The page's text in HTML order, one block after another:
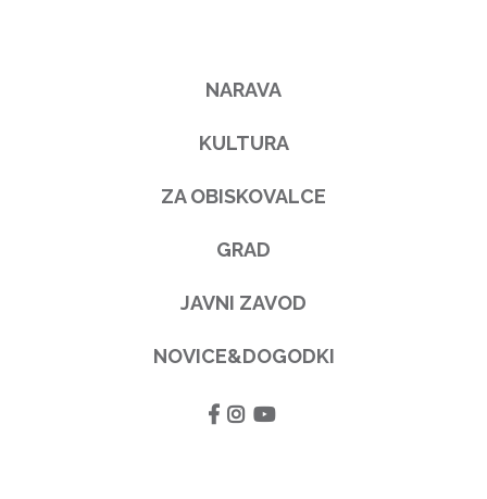
NARAVA
KULTURA
ZA OBISKOVALCE
GRAD
JAVNI ZAVOD
NOVICE&DOGODKI